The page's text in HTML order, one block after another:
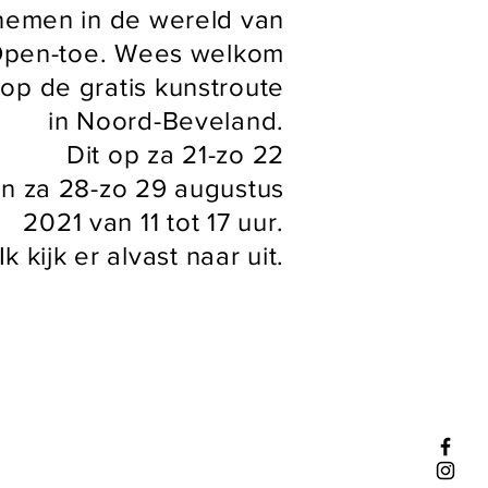
in de wereld van
toe. Wees welkom
op de gratis kunstroute
in Noord-Beveland.
Dit op za 21-zo 22
za 28-zo 29 augustus
2021 van 11 tot 17 uur.
kijk er alvast naar uit.